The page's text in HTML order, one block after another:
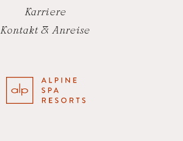
Karriere
Kontakt & Anreise